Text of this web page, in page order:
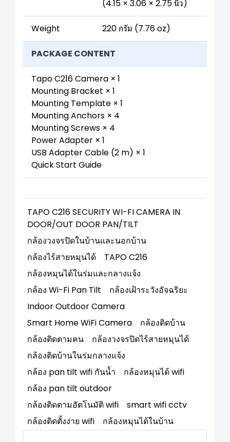
(4.15 × 3.06 × 2.75 นิ้ว)
Weight 220 กรัม (7.76 oz)
PACKAGE CONTENT
Tapo C216 Camera × 1
Mounting Bracket × 1
Mounting Template × 1
Mounting Anchors × 4
Mounting Screws × 4
Power Adapter × 1
USB Adapter Cable (2 m) × 1
Quick Start Guide
TAPO C216 SECURITY WI-FI CAMERA IN
DOOR/OUT DOOR PAN/TILT
กล้องวงจรปิดในบ้านและนอกบ้าน
กล้องไร้สายหมุนได้
TAPO C216
กล้องหมุนได้ในร่มและกลางแจ้ง
กล้อง Wi-Fi Pan Tilt
กล้องเฝ้าระวังอัจฉริยะ
Indoor Outdoor Camera
Smart Home WiFi Camera
กล้องติดบ้าน
กล้องติดตามคน
กล้องวงจรปิดไร้สายหมุนได้
กล้องติดบ้านในร่มกลางแจ้ง
กล้อง pan tilt wifi กันน้ำ
กล้องหมุนได้ wifi
กล้อง pan tilt outdoor
กล้องติดตามอัตโนมัติ wifi
smart wifi cctv
กล้องติดตั้งง่าย wifi
กล้องหมุนได้ในบ้าน